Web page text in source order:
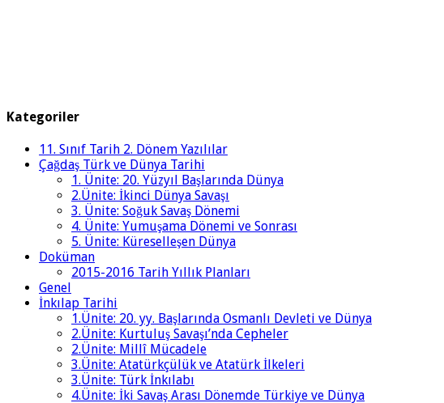
Kategoriler
11. Sınıf Tarih 2. Dönem Yazılılar
Çağdaş Türk ve Dünya Tarihi
1. Ünite: 20. Yüzyıl Başlarında Dünya
2.Ünite: İkinci Dünya Savaşı
3. Ünite: Soğuk Savaş Dönemi
4. Ünite: Yumuşama Dönemi ve Sonrası
5. Ünite: Küreselleşen Dünya
Doküman
2015-2016 Tarih Yıllık Planları
Genel
İnkılap Tarihi
1.Ünite: 20. yy. Başlarında Osmanlı Devleti ve Dünya
2.Ünite: Kurtuluş Savaşı’nda Cepheler
2.Ünite: Millî Mücadele
3.Ünite: Atatürkçülük ve Atatürk İlkeleri
3.Ünite: Türk İnkılabı
4.Ünite: İki Savaş Arası Dönemde Türkiye ve Dünya